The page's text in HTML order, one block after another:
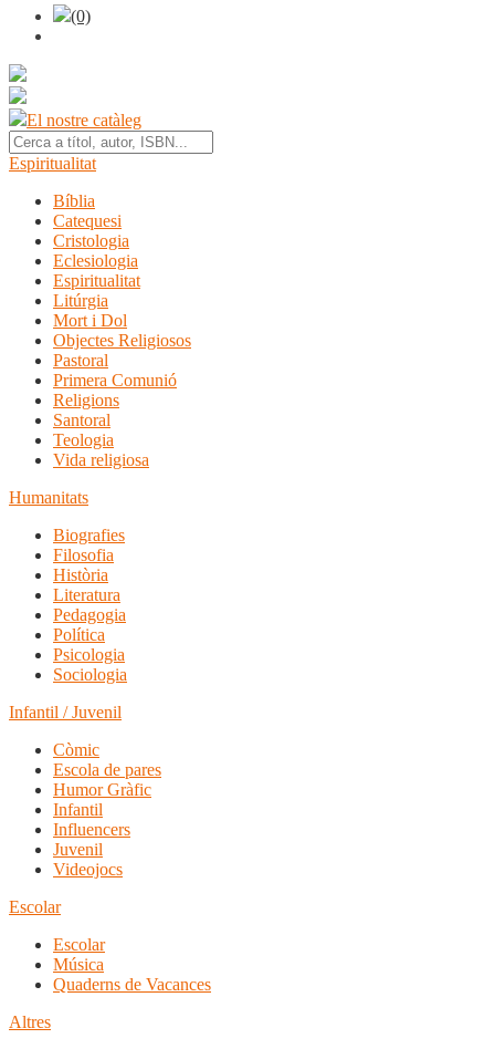
(0)
El nostre catàleg
Espiritualitat
Bíblia
Catequesi
Cristologia
Eclesiologia
Espiritualitat
Litúrgia
Mort i Dol
Objectes Religiosos
Pastoral
Primera Comunió
Religions
Santoral
Teologia
Vida religiosa
Humanitats
Biografies
Filosofia
Història
Literatura
Pedagogia
Política
Psicologia
Sociologia
Infantil / Juvenil
Còmic
Escola de pares
Humor Gràfic
Infantil
Influencers
Juvenil
Videojocs
Escolar
Escolar
Música
Quaderns de Vacances
Altres